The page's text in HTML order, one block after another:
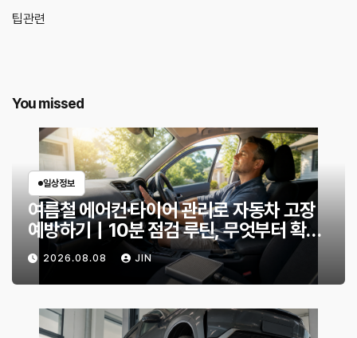
팁관련
You missed
일상정보
여름철 에어컨·타이어 관리로 자동차 고장
예방하기｜10분 점검 루틴, 무엇부터 확인
할까?
2026.08.08 JIN